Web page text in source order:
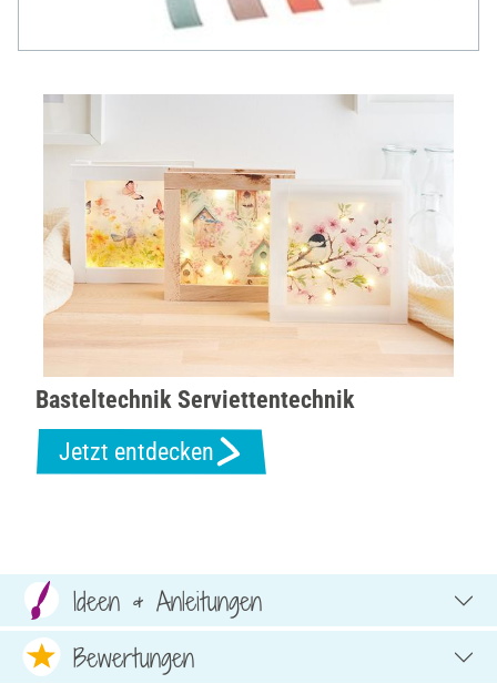
Basteltechnik Serviettentechnik
Jetzt entdecken
Ideen & Anleitungen
Bewertungen